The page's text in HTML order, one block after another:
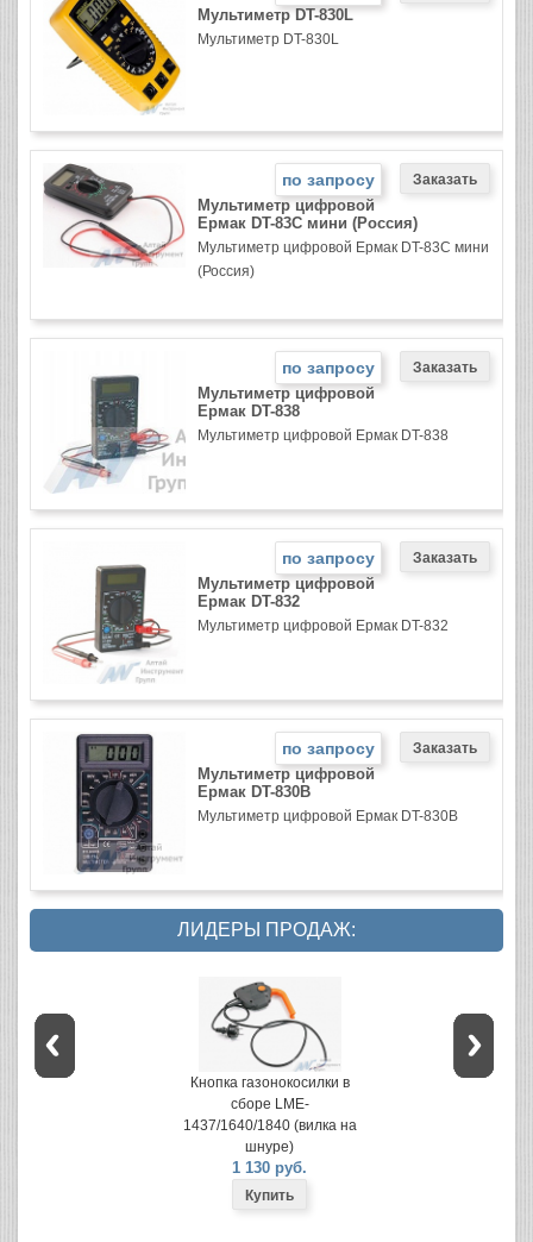
Мультиметр DT-830L
Мультиметр DT-830L
по запросу
Мультиметр цифровой
Ермак DT-83С мини (Россия)
Мультиметр цифровой Ермак DT-83С мини
(Россия)
по запросу
Мультиметр цифровой
Ермак DT-838
Мультиметр цифровой Ермак DT-838
по запросу
Мультиметр цифровой
Ермак DT-832
Мультиметр цифровой Ермак DT-832
по запросу
Мультиметр цифровой
Ермак DT-830B
Мультиметр цифровой Ермак DT-830B
ЛИДЕРЫ ПРОДАЖ:
Кнопка газонокосилки в
сборе LME-
1437/1640/1840 (вилка на
шнуре)
1 130 руб.